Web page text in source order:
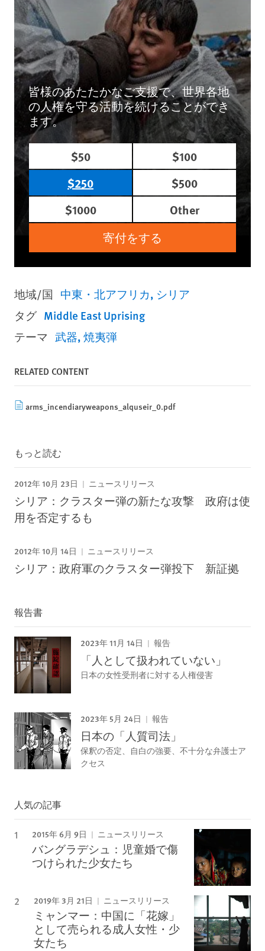
皆様のあたたかなご支援で、世界各地
の人権を守る活動を続けることができ
ます。
$50
$100
$250
$500
$1000
Other
寄付をする
地域/国 中東・北アフリカ シリア
タグ Middle East Uprising
テーマ 武器 焼夷弾
RELATED CONTENT
arms_incendiaryweapons_alquseir_0.pdf
もっと読む
2012年 10月 23日 ニュースリリース
シリア：クラスター弾の新たな攻撃 政府は使
用を否定するも
2012年 10月 14日 ニュースリリース
シリア：政府軍のクラスター弾投下 新証拠
報告書
2023年 11月 14日 報告
「人として扱われていない」
日本の女性受刑者に対する人権侵害
2023年 5月 24日 報告
日本の「人質司法」
保釈の否定、自白の強要、不十分な弁護士ア
クセス
人気の記事
2015年 6月 9日 ニュースリリース
バングラデシュ：児童婚で傷
つけられた少女たち
2019年 3月 21日 ニュースリリース
ミャンマー：中国に「花嫁」
として売られる成人女性・少
女たち